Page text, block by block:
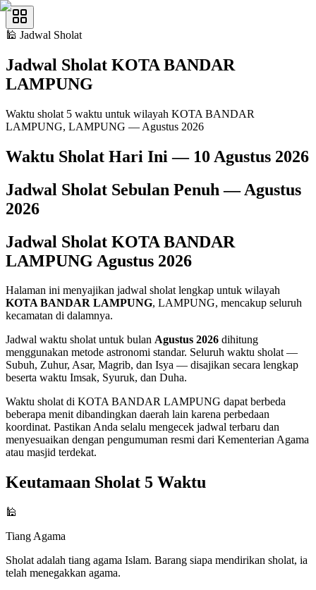
🕌 Jadwal Sholat
Jadwal Sholat KOTA BANDAR
LAMPUNG
Waktu sholat 5 waktu untuk wilayah KOTA BANDAR
LAMPUNG, LAMPUNG — Agustus 2026
Waktu Sholat Hari Ini — 10 Agustus 2026
Jadwal Sholat Sebulan Penuh — Agustus
2026
Jadwal Sholat KOTA BANDAR
LAMPUNG Agustus 2026
Halaman ini menyajikan jadwal sholat lengkap untuk wilayah
KOTA BANDAR LAMPUNG, LAMPUNG, mencakup seluruh
kecamatan di dalamnya.
Jadwal waktu sholat untuk bulan Agustus 2026 dihitung
menggunakan metode astronomi standar. Seluruh waktu sholat —
Subuh, Zuhur, Asar, Magrib, dan Isya — disajikan secara lengkap
beserta waktu Imsak, Syuruk, dan Duha.
Waktu sholat di KOTA BANDAR LAMPUNG dapat berbeda
beberapa menit dibandingkan daerah lain karena perbedaan
koordinat. Pastikan Anda selalu mengecek jadwal terbaru dan
menyesuaikan dengan pengumuman resmi dari Kementerian Agama
atau masjid terdekat.
Keutamaan Sholat 5 Waktu
🕌
Tiang Agama
Sholat adalah tiang agama Islam. Barang siapa mendirikan sholat, ia
telah menegakkan agama.